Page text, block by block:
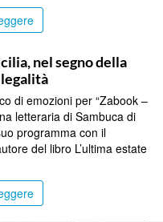
nel segno della
di emozioni per “Zabook –
letteraria di Sambuca di
programma con il
del libro L’ultima estate